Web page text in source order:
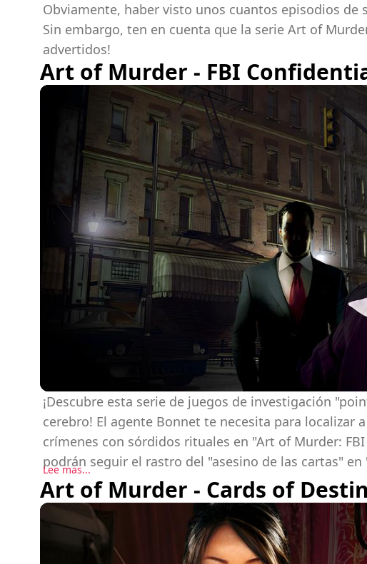
Obviamente, haber visto unos cuantos episodios
Sin embargo, ten en cuenta que la serie Art of
advertidos!
Art of Murder - FBI
¡Descubre esta serie de juegos de investigación
cerebro! El agente Bonnet te necesita para localizar
crímenes con sórdidos rituales en "Art of Murder:
podrán seguir el rastro del "asesino de las cartas"
Lee mas...
Art of Murder - Cards of